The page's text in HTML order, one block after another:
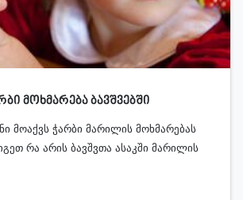
მოხმარება ბავშვებში
მოაქვს ჭარბი მარილის მოხმარებას
რა არის ბავშვთა ასაკში მარილის